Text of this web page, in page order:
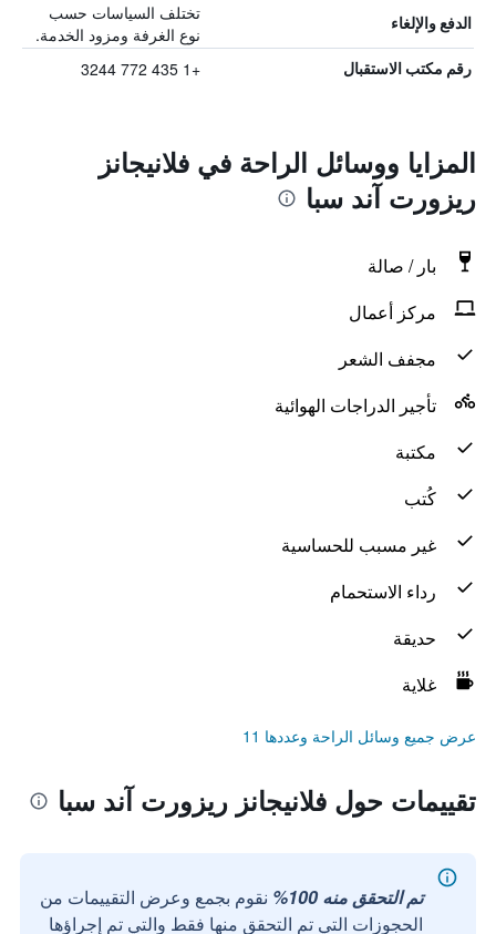
الدفع والإلغاء
تختلف السياسات حسب
نوع الغرفة ومزود الخدمة.
رقم مكتب الاستقبال +1 435 772 3244
المزايا ووسائل الراحة في فلانيجانز
ريزورت آند سبا
بار / صالة
مركز أعمال
مجفف الشعر
تأجير الدراجات الهوائية
مكتبة
كُتب
غير مسبب للحساسية
رداء الاستحمام
حديقة
غلاية
عرض جميع وسائل الراحة وعددها 11
تقييمات حول فلانيجانز ريزورت آند سبا
تم التحقق منه 100%
نقوم بجمع وعرض التقييمات من
الحجوزات التي تم التحقق منها فقط والتي تم إجراؤها